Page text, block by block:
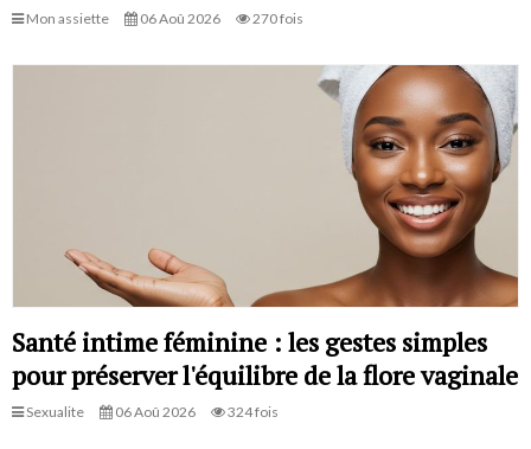
Mon assiette 06 Aoû 2026 270 fois
Santé intime féminine : les gestes simples
pour préserver l'équilibre de la flore vaginale
Sexualite 06 Aoû 2026 324 fois